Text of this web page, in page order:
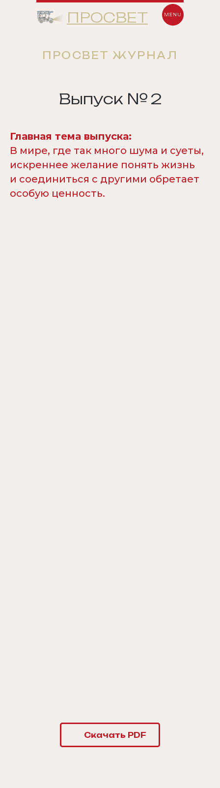
MENU
ПРОСВЕТ
ПРОСВЕТ ЖУРНАЛ
Выпуск № 2
Главная тема выпуска:
В мире, где так много шума и суеты,
искреннее желание понять жизнь
и соединиться с другими обретает
особую ценность.
Скачать PDF